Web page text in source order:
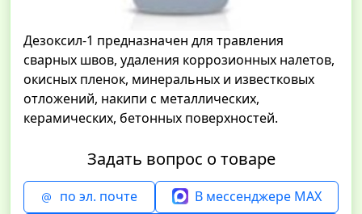
Дезоксил-1 предназначен для травления
сварных швов, удаления коррозионных налетов,
окисных пленок, минеральных и известковых
отложений, накипи с металлических,
керамических, бетонных поверхностей.
Задать вопрос о товаре
по эл. почте
В мессенджере MAX